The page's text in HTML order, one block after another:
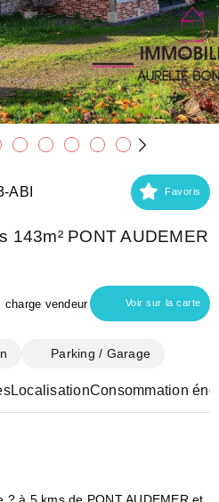
ABI Favoris
143m² PONT AUDEMER
charge vendeur Voir sur la carte
Parking / Garage
LocalisationConsommation